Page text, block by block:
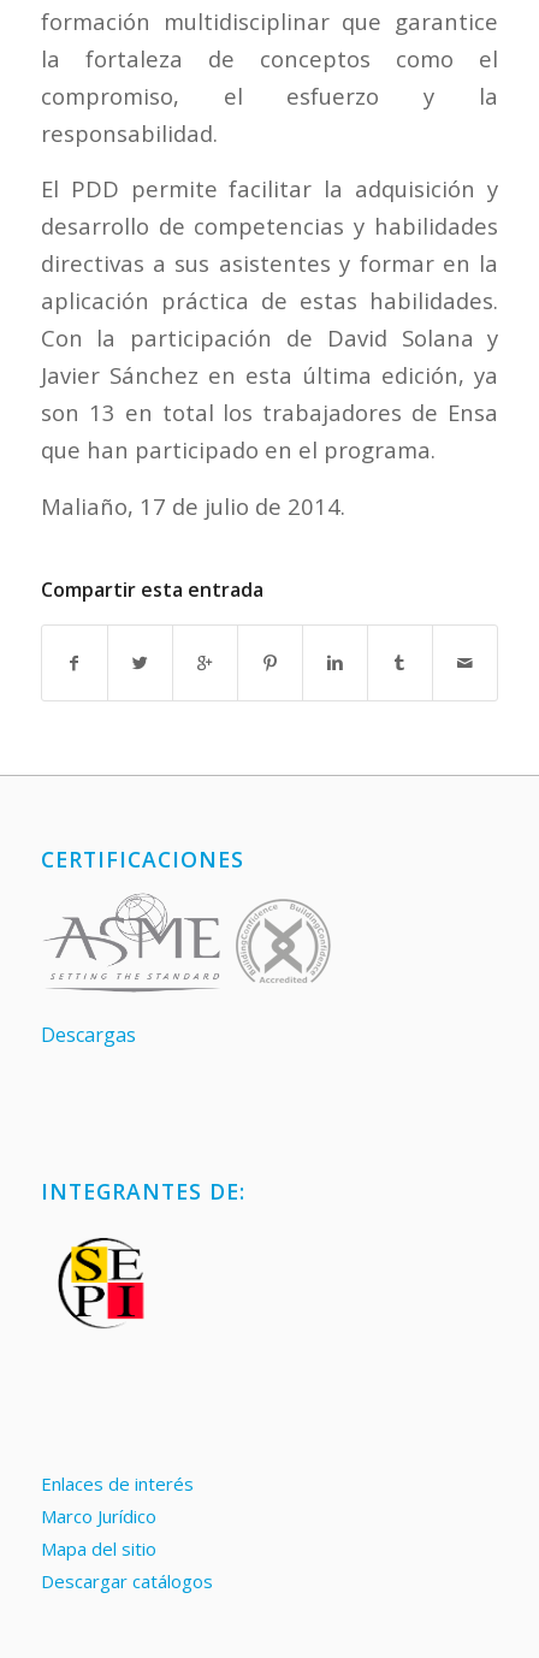
formación multidisciplinar que garantice
la fortaleza de conceptos como el
compromiso, el esfuerzo y la
responsabilidad.
El PDD permite facilitar la adquisición y
desarrollo de competencias y habilidades
directivas a sus asistentes y formar en la
aplicación práctica de estas habilidades.
Con la participación de David Solana y
Javier Sánchez en esta última edición, ya
son 13 en total los trabajadores de Ensa
que han participado en el programa.
Maliaño, 17 de julio de 2014.
Compartir esta entrada
CERTIFICACIONES
Descargas
INTEGRANTES DE:
Enlaces de interés
Marco Jurídico
Mapa del sitio
Descargar catálogos